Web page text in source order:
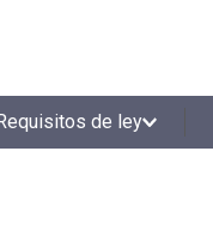
de ley
LO MÁS BUSCADO
1.
smart fit